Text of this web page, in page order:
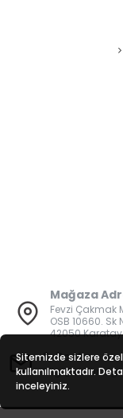
Mağaza
Fevzi Çakmak
OSB 10660. Sk
42050
E-Posta
Sitemizde sizlere
kullanılmaktadır.
inceleyiniz.